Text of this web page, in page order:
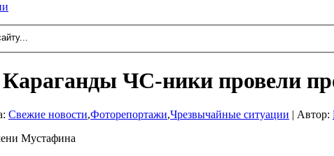
ЧС-ники провели
Свежие новости,Фоторепортажи,Чрезвычайные ситуации Автор:
Мустафина